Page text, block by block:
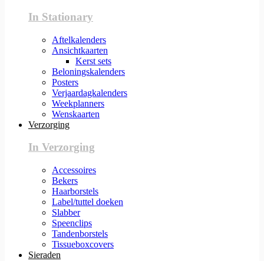
In Stationary
Aftelkalenders
Ansichtkaarten
Kerst sets
Beloningskalenders
Posters
Verjaardagkalenders
Weekplanners
Wenskaarten
Verzorging
In Verzorging
Accessoires
Bekers
Haarborstels
Label/tuttel doeken
Slabber
Speenclips
Tandenborstels
Tissueboxcovers
Sieraden